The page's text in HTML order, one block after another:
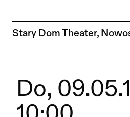
Zur Künstler*in-Seite von
Stary Dom Theater,
Do,